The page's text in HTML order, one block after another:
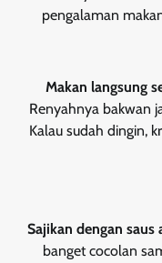
pengalaman
Makan langsung
Renyahnya bakwan
Kalau sudah dingin,
Sajikan dengan
banget cocolan